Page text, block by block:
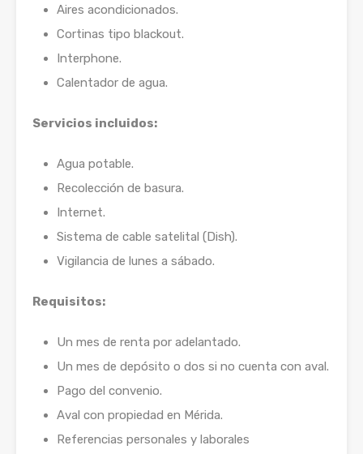
Aires acondicionados.
Cortinas tipo blackout.
Interphone.
Calentador de agua.
Servicios incluidos:
Agua potable.
Recolección de basura.
Internet.
Sistema de cable satelital (Dish).
Vigilancia de lunes a sábado.
Requisitos:
Un mes de renta por adelantado.
Un mes de depósito o dos si no cuenta con aval.
Pago del convenio.
Aval con propiedad en Mérida.
Referencias personales y laborales